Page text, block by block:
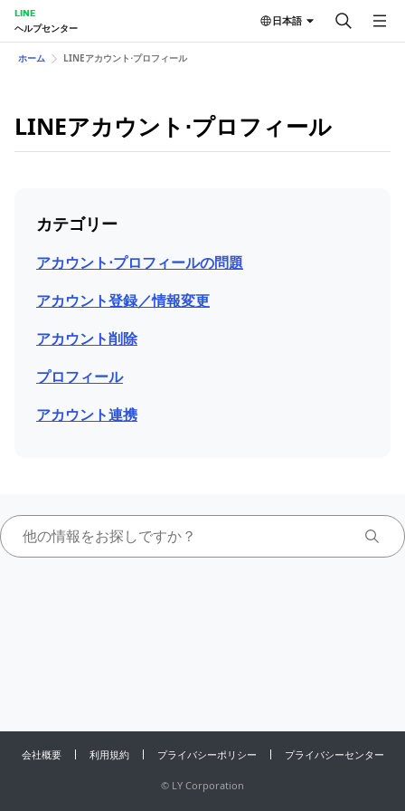
LINE
ヘルプセンター
日本語
ホーム LINEアカウント⋅プロフィール
LINEアカウント⋅プロフィール
カテゴリー
アカウント⋅プロフィールの問題
アカウント登録／情報変更
アカウント削除
プロフィール
アカウント連携
会社概要 利用規約 プライバシーポリシー プライバシーセンター
© LY Corporation